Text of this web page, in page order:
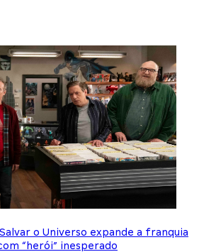
o Universo expande a franquia
“herói” inesperado